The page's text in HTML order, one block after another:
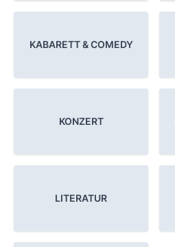
KABARETT & COMEDY
KONZERT
LITERATUR